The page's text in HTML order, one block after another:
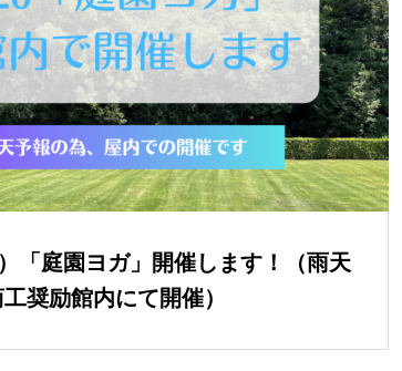
「庭園ヨガ」開催します！（雨天
奨励館内にて開催）